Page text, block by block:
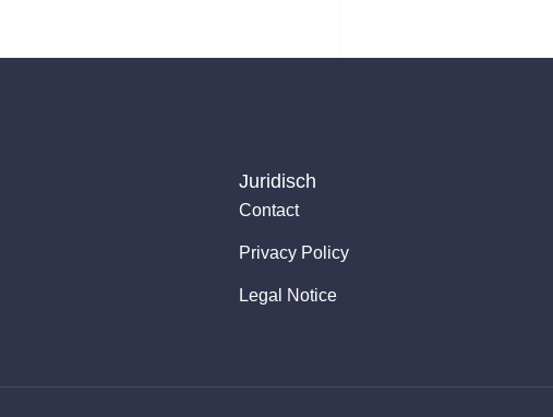
Juridisch
Contact
Privacy Policy
Legal Notice